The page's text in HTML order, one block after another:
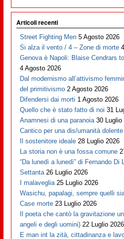
Articoli recenti
Street Fighting Men 5 Agosto 2026
Si alza il vento / 4 – Zone di morte
Genova è Napoli: Blaise Cendrars
4 Agosto 2026
Dal modernismo all’attivismo
del primitivismo 2 Agosto 2026
Difendersi dai morti 1 Agosto 2026
Quello che è stato fatto di noi 31
Anamnesi di una paranoia 30 Luglio
Cantico per una dis/umanità dolente
Il sostenitore ideale 28 Luglio 2026
La storia non è una fossa comune
“Da lunedì a lunedì” di Fernando Di
Settanta 26 Luglio 2026
I malaveglia 25 Luglio 2026
Wasichu, papalagi, sempre quelli
Case morte 23 Luglio 2026
Il poeta che cantò la gravitazione
angeli e degli uomini) 22 Luglio 2026
E man int la zità, cittadinanza e